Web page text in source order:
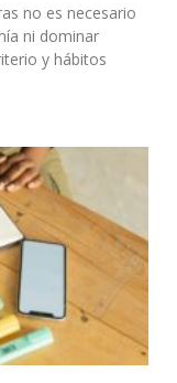
no es necesario
ni dominar
y hábitos